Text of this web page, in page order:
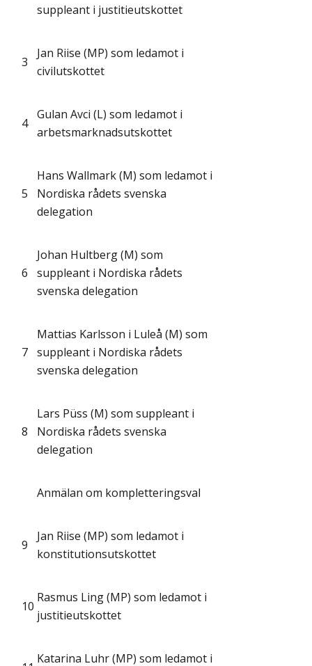
suppleant i justitieutskottet
3
Jan Riise (MP) som ledamot i
civilutskottet
4
Gulan Avci (L) som ledamot i
arbetsmarknadsutskottet
5
Hans Wallmark (M) som ledamot i
Nordiska rådets svenska
delegation
6
Johan Hultberg (M) som
suppleant i Nordiska rådets
svenska delegation
7
Mattias Karlsson i Luleå (M) som
suppleant i Nordiska rådets
svenska delegation
8
Lars Püss (M) som suppleant i
Nordiska rådets svenska
delegation
Anmälan om kompletteringsval
9
Jan Riise (MP) som ledamot i
konstitutionsutskottet
10
Rasmus Ling (MP) som ledamot i
justitieutskottet
Katarina Luhr (MP) som ledamot i